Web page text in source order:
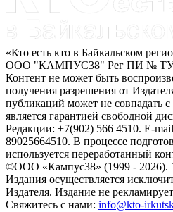
«Кто есть кто в Байкальском
ООО "КАМПУС38" Рег ПИ № ТУ
Контент не может быть
получения разрешения от
публикаций может не совпадать
является гарантией свободной
Редакции: +7(902) 566 4510. E-
89025664510. В процессе
используется переработанный
©ООО «Кампус38» (1999 - 2026).
Издания осуществляется
Издателя. Издание не
Свяжитесь с нами: info@kto-